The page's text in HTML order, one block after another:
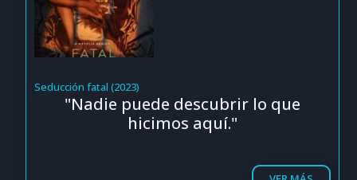
Seducción fatal (2023)
"Nadie puede descubrir lo que
hicimos aquí."